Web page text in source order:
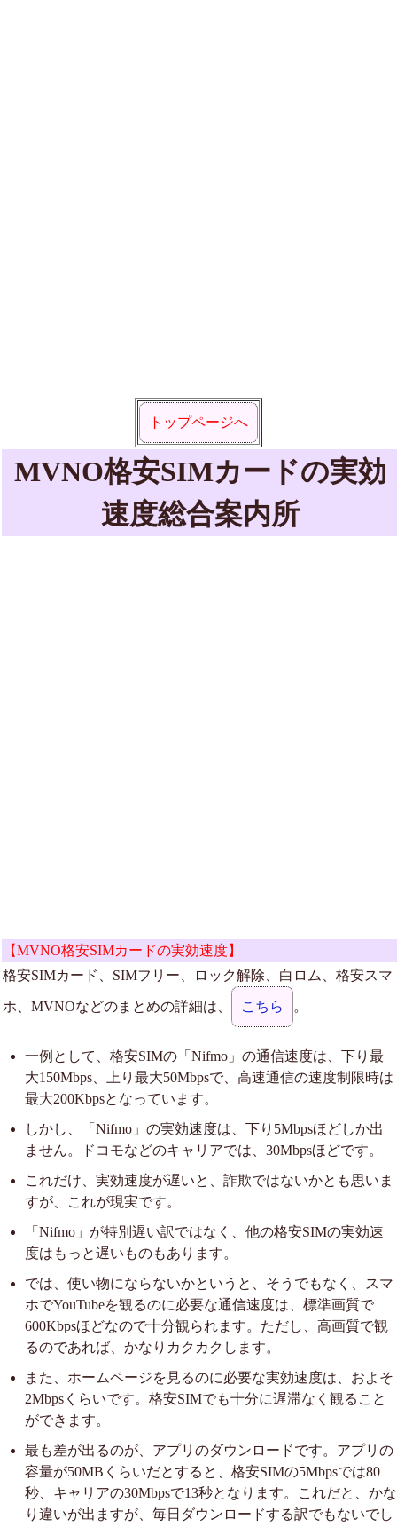
トップページへ
MVNO格安SIMカードの実効
速度総合案内所
【MVNO格安SIMカードの実効速度】
格安SIMカード、SIMフリー、ロック解除、白ロム、格安スマ
ホ、MVNOなどのまとめの詳細は、 こちら 。
一例として、格安SIMの「Nifmo」の通信速度は、下り最
大150Mbps、上り最大50Mbpsで、高速通信の速度制限時は
最大200Kbpsとなっています。
しかし、「Nifmo」の実効速度は、下り5Mbpsほどしか出
ません。ドコモなどのキャリアでは、30Mbpsほどです。
これだけ、実効速度が遅いと、詐欺ではないかとも思いま
すが、これが現実です。
「Nifmo」が特別遅い訳ではなく、他の格安SIMの実効速
度はもっと遅いものもあります。
では、使い物にならないかというと、そうでもなく、スマ
ホでYouTubeを観るのに必要な通信速度は、標準画質で
600Kbpsほどなので十分観られます。ただし、高画質で観
るのであれば、かなりカクカクします。
また、ホームページを見るのに必要な実効速度は、およそ
2Mbpsくらいです。格安SIMでも十分に遅滞なく観ること
ができます。
最も差が出るのが、アプリのダウンロードです。アプリの
容量が50MBくらいだとすると、格安SIMの5Mbpsでは80
秒、キャリアの30Mbpsで13秒となります。これだと、かな
り違いが出ますが、毎日ダウンロードする訳でもないでし